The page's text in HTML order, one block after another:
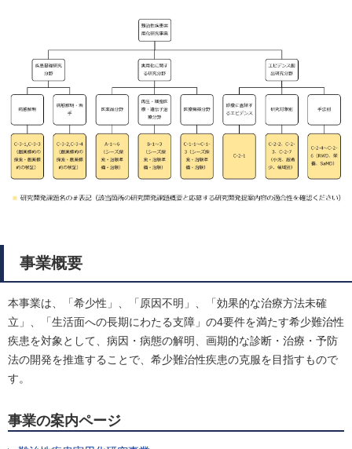
事業概要
本事業は、「希少性」、「原因不明」、「効果的な治療方法未確
立」、「生活面への長期にわたる支障」の4要件を満たす希少難治性
疾患を対象として、病因・病態の解明、画期的な診断・治療・予防
法の開発を推進することで、希少難治性疾患の克服を目指すもので
す。
事業の案内ページ